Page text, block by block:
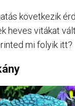
következik
heves vitákat
mi folyik itt?